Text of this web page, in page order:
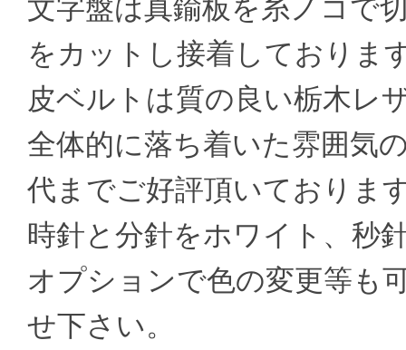
文字盤は真鍮板を糸ノコで
をカットし接着しておりま
皮ベルトは質の良い栃木レ
全体的に落ち着いた雰囲気
代までご好評頂いておりま
時針と分針をホワイト、秒
オプションで色の変更等も
せ下さい。